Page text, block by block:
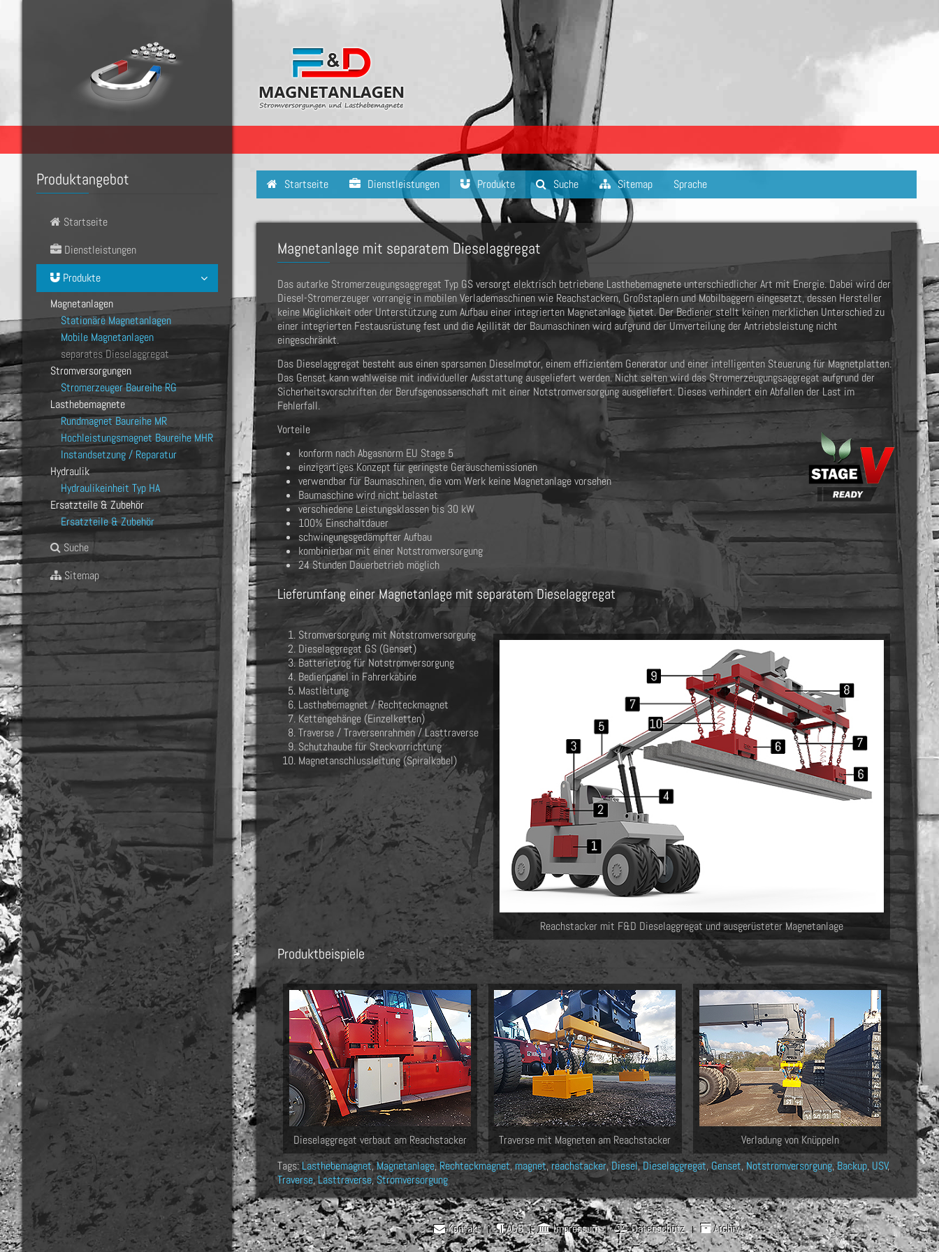
Produktangebot
Startseite
Dienstleistungen
Produkte
Magnetanlagen
Stationäre Magnetanlagen
Mobile Magnetanlagen
separates Dieselaggregat
Stromversorgungen
Stromerzeuger Baureihe RG
Lasthebemagnete
Rundmagnet Baureihe MR
Hochleistungsmagnet Baureihe MHR
Instandsetzung / Reparatur
Hydraulik
Hydraulikeinheit Typ HA
Ersatzteile & Zubehör
Ersatzteile & Zubehör
Suche
Sitemap
Startseite Dienstleistungen Produkte Suche Sitemap Sprache
Magnetanlage mit separatem Dieselaggregat
Das autarke Stromerzeugungsaggregat Typ GS versorgt elektrisch betriebene Lasthebemagnete unterschiedlicher Art mit Energie. Dabei wird der
Diesel-Stromerzeuger vorrangig in mobilen Verlademaschinen wie Reachstackern, Großstaplern und Mobilbaggern eingesetzt, dessen Hersteller
keine Möglichkeit oder Unterstützung zum Aufbau einer integrierten Magnetanlage bietet. Der Bediener stellt keinen merklichen Unterschied zu
einer integrierten Festausrüstung fest und die Agillität der Baumaschinen wird aufgrund der Umverteilung der Antriebsleistung nicht
eingeschränkt.
Das Dieselaggregat besteht aus einen sparsamen Dieselmotor, einem effizientem Generator und einer intelligenten Steuerung für Magnetplatten.
Das Genset kann wahlweise mit individueller Ausstattung ausgeliefert werden. Nicht selten wird das Stromerzeugungsaggregat aufgrund der
Sicherheitsvorschriften der Berufsgenossenschaft mit einer Notstromversorgung ausgeliefert. Dieses verhindert ein Abfallen der Last im
Fehlerfall.
Vorteile
konform nach Abgasnorm EU Stage 5
einzigartiges Konzept für geringste Geräuschemissionen
verwendbar für Baumaschinen, die vom Werk keine Magnetanlage vorsehen
Baumaschine wird nicht belastet
verschiedene Leistungsklassen bis 30 kW
100% Einschaltdauer
schwingungsgedämpfter Aufbau
kombinierbar mit einer Notstromversorgung
24 Stunden Dauerbetrieb möglich
Lieferumfang einer Magnetanlage mit separatem Dieselaggregat
Reachstacker mit F&D Dieselaggregat und ausgerüsteter Magnetanlage
Stromversorgung mit Notstromversorgung
Dieselaggregat GS (Genset)
Batterietrog für Notstromversorgung
Bedienpanel in Fahrerkabine
Mastleitung
Lasthebemagnet / Rechteckmagnet
Kettengehänge (Einzelketten)
Traverse / Traversenrahmen / Lasttraverse
Schutzhaube für Steckvorrichtung
Magnetanschlussleitung (Spiralkabel)
Produktbeispiele
Dieselaggregat verbaut am Reachstacker Traverse mit Magneten am Reachstacker
Verladung von Knüppeln
Tags:Lasthebemagnet,Magnetanlage,Rechteckmagnet,magnet,reachstacker,Diesel,Dieselaggregat,Genset, Notstromversorgung,Backup,USV,
Traverse,Lasttraverse,Stromversorgung
Kontakt AGB Impressum Datenschutz Archiv